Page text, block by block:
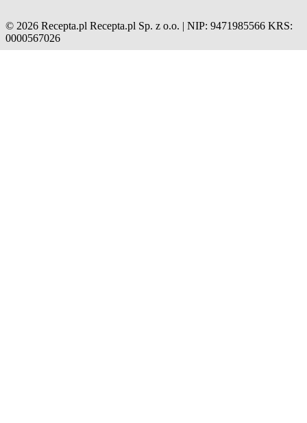
© 2026 Recepta.pl Recepta.pl Sp. z o.o. | NIP: 9471985566 KRS:
0000567026